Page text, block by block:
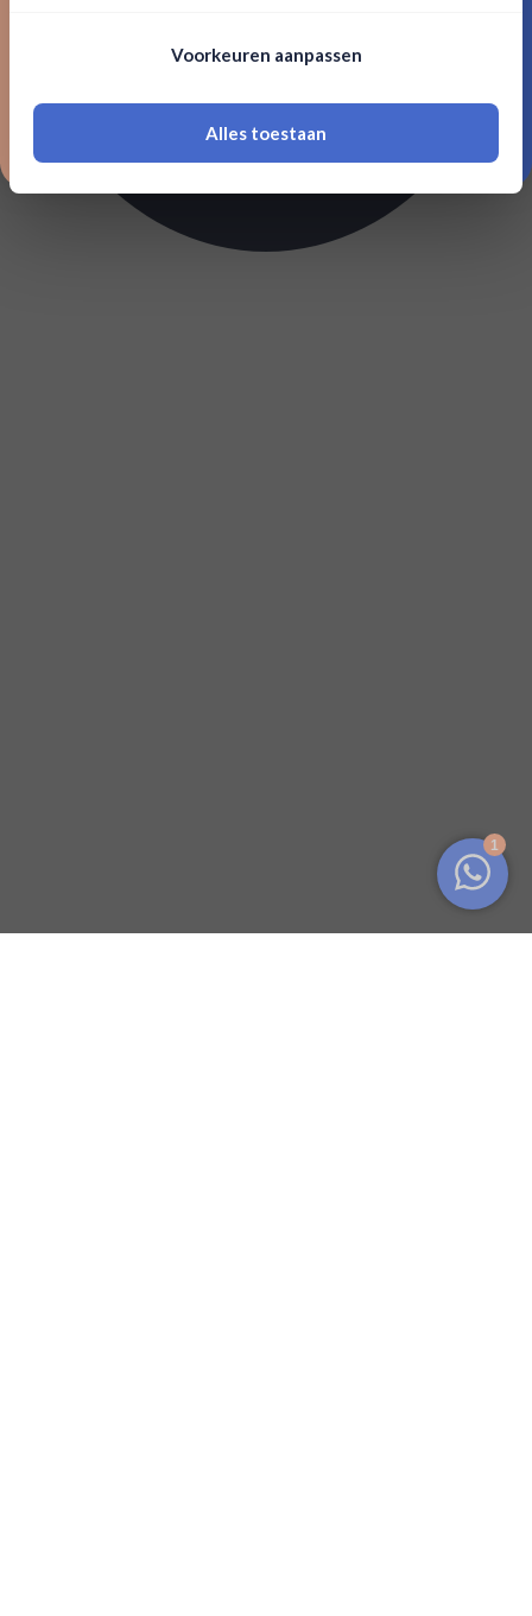
18 jaar of ouder zijn
Voorkeuren aanpassen
Alles toestaan